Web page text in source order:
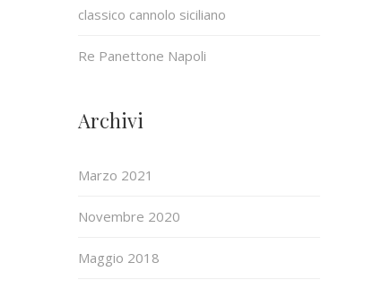
classico cannolo siciliano
Re Panettone Napoli
Archivi
Marzo 2021
Novembre 2020
Maggio 2018